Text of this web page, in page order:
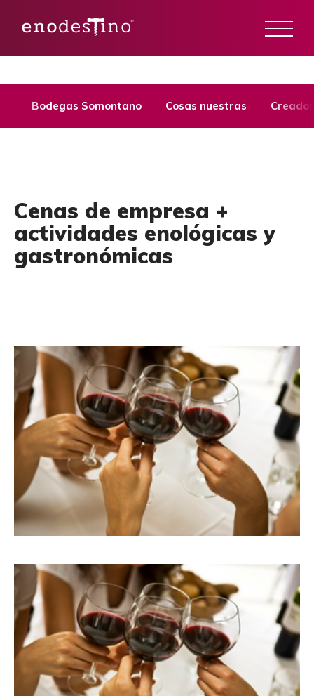
Bodegas Somontano Cosas nuestras
Cenas de empresa +
actividades enológicas y
gastronómicas